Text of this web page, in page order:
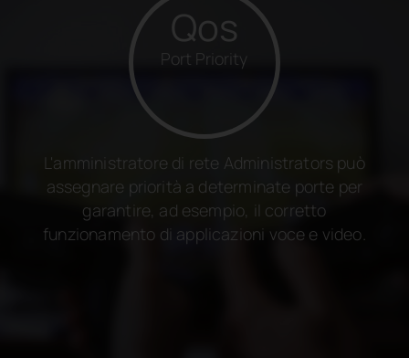
Qos
Port Priority
L'amministratore di rete Administrators può
assegnare priorità a determinate porte per
garantire, ad esempio, il corretto
funzionamento di applicazioni voce e video.